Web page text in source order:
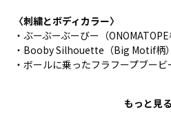
〈刺繍とボディカラー〉
・ぶーぶーぶーびー（
・Booby Silhouette（Big Motif柄
・ボールに乗ったフラフープブー
もっと見る